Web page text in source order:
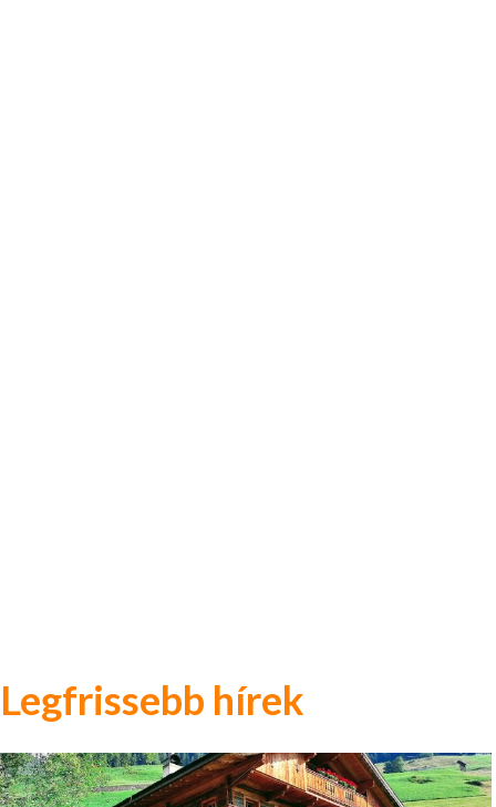
Legfrissebb hírek